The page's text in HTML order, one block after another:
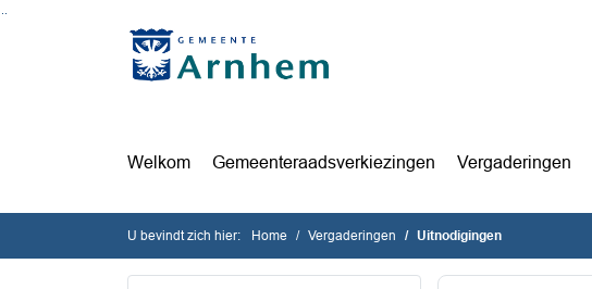
Ga naar de inhoud van deze pagina
Ga naar het zoeken
Ga naar het menu
Welkom Gemeenteraadsverkiezingen Vergaderingen
U bevindt zich hier: Home Vergaderingen Uitnodigingen